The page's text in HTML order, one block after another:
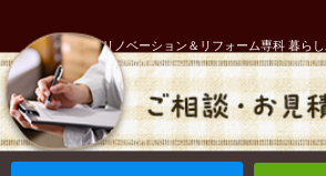
Copyright © リノベーション＆リフォーム専科 暮ら